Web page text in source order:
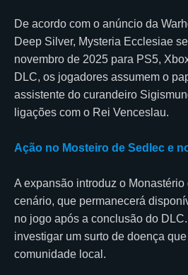
De acordo com o anúncio da
Deep Silver, Mysteria Ecclesiae
novembro de 2025 para PS5,
DLC, os jogadores assumem o
assistente do curandeiro
ligações com o Rei Venceslau.
Ação no Mosteiro de Sedlec e
A expansão introduz o
cenário, que permanecerá
no jogo após a conclusão do
investigar um surto de doença
comunidade local.